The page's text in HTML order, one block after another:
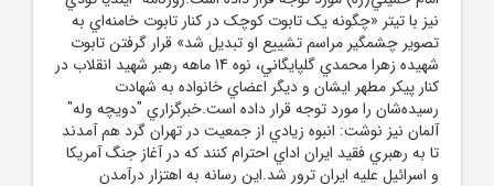
نيز با تيتر «چگونه يک تابوت کوچک در کنار تابوت خامنه‌اي به
تصوير چشمگير مراسم تشييع او تبديل شد» قرار گرفتن تابوت
شهيده زهرا محمدي گلپايگاني، نوه 14 ماهه رهبر شهيد انقلاب در
کنار پيکر مطهر ايشان و ديگر اعضاي خانواده به شهادت
رسيده‌شان را مورد توجه قرار داده است.خبرگزاري "دويچه وله"
آلمان نيز نوشت: انبوه زيادي از جمعيت در تهران گرد هم آمدند
تا به رهبري فقيد ايران اداي احترام کنند که در آغاز جنگ آمريکا
و اسرائيل عليه ايران ترور شد.اين رسانه به اهتزار درآمدن